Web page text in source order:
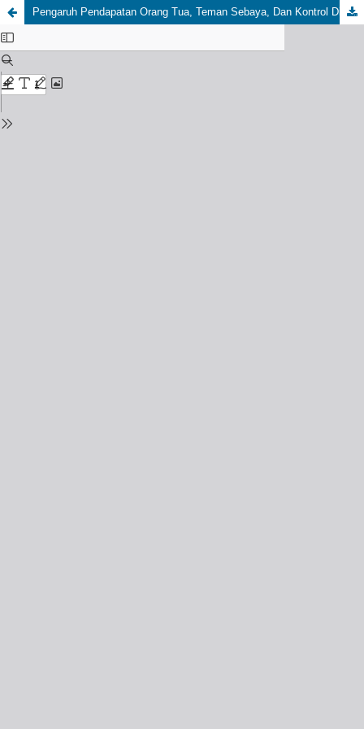
Pengaruh Pendapatan Orang Tua, Teman Sebaya, Dan Kontrol Diri Terhadap Minat Menabung Siswa SMA Baitul Arqom Balung